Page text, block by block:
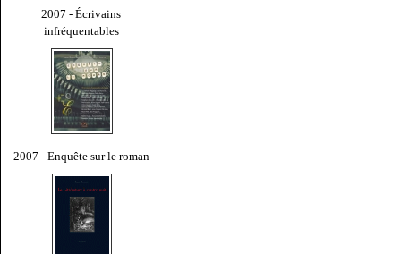
2007 - Écrivains
infréquentables
2007 - Enquête sur le roman